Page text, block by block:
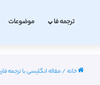
ترجمه فا موضوعات
خانه/مقاله انگلیسی با ترجمه